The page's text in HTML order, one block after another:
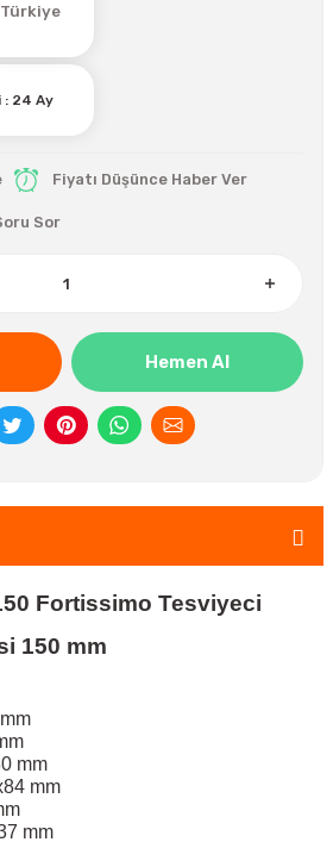
Türkiye
: 24 Ay
Fiyatı Düşünce Haber Ver
Sor
Hemen Al
Fortissimo Tesviyeci
150 mm
mm
mm
mm